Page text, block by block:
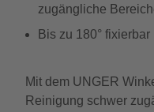
zugängliche
Bis zu 180° fixierbar
Mit dem UNGER
Reinigung schwer